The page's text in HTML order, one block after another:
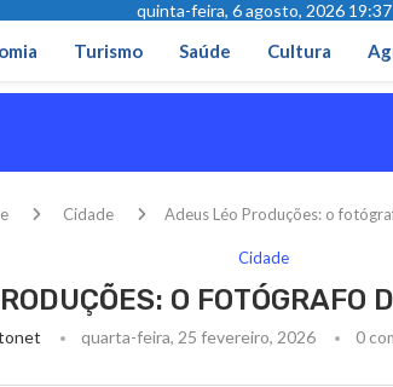
quinta-feira, 6 agosto, 2026 19:37
Turismo Saúde Cultura
Cidade Adeus Léo Produções: o
Cidade
O FOTÓGRAFO
quarta-feira, 25 fevereiro, 2026 0